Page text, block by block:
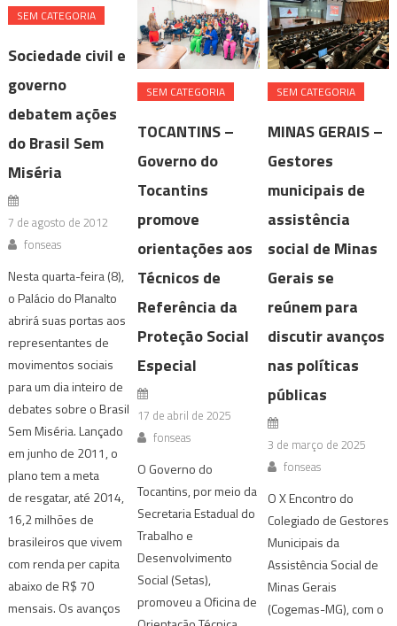
SEM CATEGORIA
Sociedade civil e
governo
debatem ações
do Brasil Sem
Miséria
7 de agosto de 2012
fonseas
Nesta quarta-feira (8),
o Palácio do Planalto
abrirá suas portas aos
representantes de
movimentos sociais
para um dia inteiro de
debates sobre o Brasil
Sem Miséria. Lançado
em junho de 2011, o
plano tem a meta
de resgatar, até 2014,
16,2 milhões de
brasileiros que vivem
com renda per capita
abaixo de R$ 70
mensais. Os avanços
SEM CATEGORIA
TOCANTINS –
Governo do
Tocantins
promove
orientações aos
Técnicos de
Referência da
Proteção Social
Especial
17 de abril de 2025
fonseas
O Governo do
Tocantins, por meio da
Secretaria Estadual do
Trabalho e
Desenvolvimento
Social (Setas),
promoveu a Oficina de
SEM CATEGORIA
MINAS GERAIS –
Gestores
municipais de
assistência
social de Minas
Gerais se
reúnem para
discutir avanços
nas políticas
públicas
3 de março de 2025
fonseas
O X Encontro do
Colegiado de Gestores
Municipais da
Assistência Social de
Minas Gerais
(Cogemas-MG), com o